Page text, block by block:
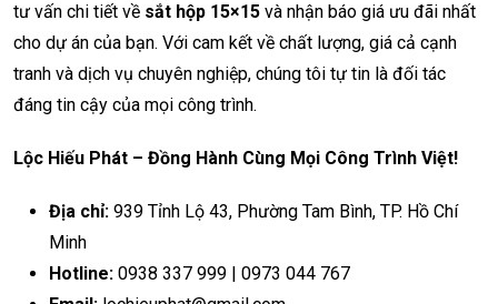
tư vấn chi tiết về sắt hộp 15×15 và nhận báo giá ưu đãi nhất
cho dự án của bạn. Với cam kết về chất lượng, giá cả cạnh
tranh và dịch vụ chuyên nghiệp, chúng tôi tự tin là đối tác
đáng tin cậy của mọi công trình.
Lộc Hiếu Phát – Đồng Hành Cùng Mọi Công Trình Việt!
Địa chỉ: 939 Tỉnh Lộ 43, Phường Tam Bình, TP. Hồ Chí
Minh
Hotline: 0938 337 999 | 0973 044 767